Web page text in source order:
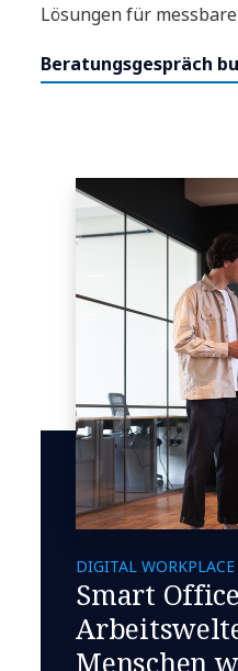
Lösungen für
Beratungsgespräch
DIGITAL WORKPLACE
Smart
Menschen